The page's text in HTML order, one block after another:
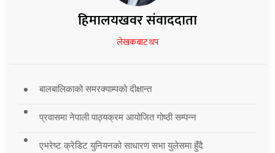
हिमालयखवर संवाददाता
लेखकबाट थप
बालबालिकाको समरक्याम्पको दीक्षान्त
प्रवासमा नेपाली पाठ्यक्रम आयोजित गोष्ठी सम्पन्न
एभरेष्ट क्रेडिट युनियनको साधारण सभा युलेसमा हुँदै